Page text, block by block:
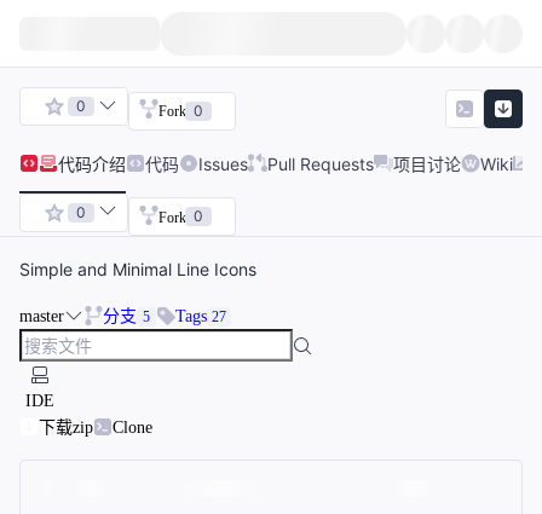
0 Fork 0
代码介绍 代码 Issues Pull Requests 项目讨论 Wiki
0 Fork 0
Simple and Minimal Line Icons
master 分支 5 Tags 27
IDE
下载zip
Clone